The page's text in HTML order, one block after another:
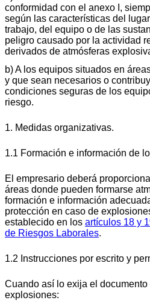
conformidad con el anexo I,
según las características del
trabajo, del equipo o de las
peligro causado por la actividad
derivados de atmósferas
b) A los equipos situados en
y que sean necesarios o
condiciones seguras de los
riesgo.
1. Medidas organizativas.
1.1 Formación e información de
El empresario deberá
áreas donde pueden formarse
formación e información
protección en caso de
establecido en los artículos 18 y
de Riesgos Laborales.
1.2 Instrucciones por escrito y
Cuando así lo exija el
explosiones: